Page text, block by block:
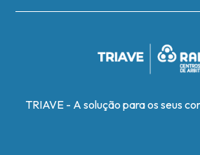
TRIAVE - A solução para os seus